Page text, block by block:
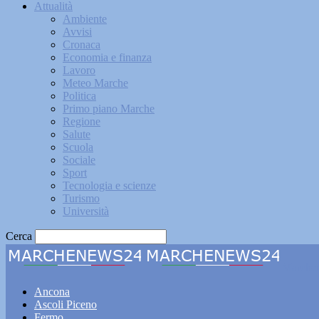
Attualità
Ambiente
Avvisi
Cronaca
Economia e finanza
Lavoro
Meteo Marche
Politica
Primo piano Marche
Regione
Salute
Scuola
Sociale
Sport
Tecnologia e scienze
Turismo
Università
Cerca
Ancona
Ascoli Piceno